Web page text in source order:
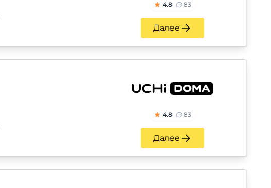
4.8 83
Далее
4.8 83
Далее